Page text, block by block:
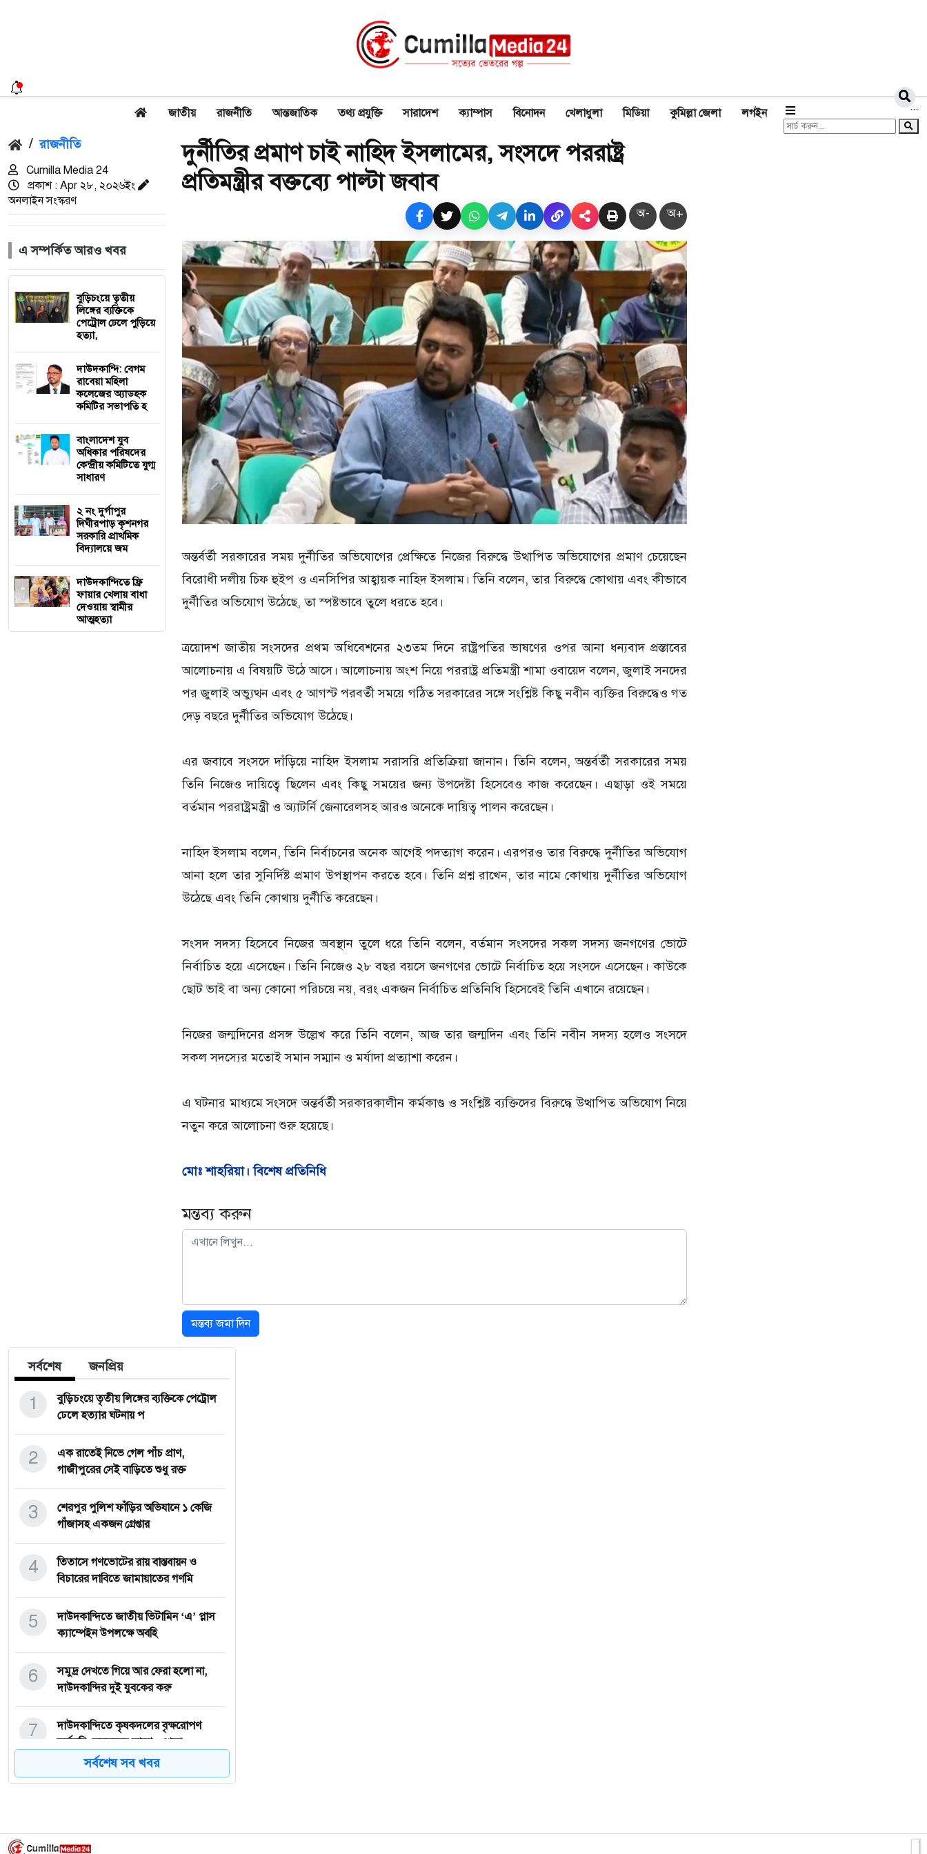
```
জাতীয় রাজনীতি আন্তজাতিক তথ্য প্রযুক্তি সারাদেশ ক্যাম্পাস বিনোদন খেলাধুলা মিডিয়া কুমিল্লা জেলা লগইন
/ রাজনীতি
Cumilla Media 24
প্রকাশ : Apr ২৮, ২০২৬ইং
অনলাইন সংস্করণ
এ সম্পর্কিত আরও খবর
বুড়িচংয়ে তৃতীয়
লিঙ্গের ব্যক্তিকে
পেট্রোল ঢেলে পুড়িয়ে
হত্যা,
দাউদকান্দি: বেগম
রাবেয়া মহিলা
কলেজের অ্যাডহক
কমিটির সভাপতি হ
বাংলাদেশ যুব
অধিকার পরিষদের
কেন্দ্রীয় কমিটিতে যুগ্ম
সাধারণ
২ নং দুর্গাপুর
দিঘীরপাড় কৃশনগর
সরকারি প্রাথমিক
বিদ্যালয়ে জম
দাউদকান্দিতে ফ্রি
ফায়ার খেলায় বাধা
দেওয়ায় স্বামীর
আত্মহত্যা
দুর্নীতির প্রমাণ চাই নাহিদ ইসলামের, সংসদে পররাষ্ট্র
প্রতিমন্ত্রীর বক্তব্যে পাল্টা জবাব
অ- অ+
অন্তর্বর্তী সরকারের সময় দুর্নীতির অভিযোগের প্রেক্ষিতে নিজের বিরুদ্ধে উত্থাপিত অভিযোগের প্রমাণ চেয়েছেন
বিরোধী দলীয় চিফ হুইপ ও এনসিপির আহ্বায়ক নাহিদ ইসলাম। তিনি বলেন, তার বিরুদ্ধে কোথায় এবং কীভাবে
দুর্নীতির অভিযোগ উঠেছে, তা স্পষ্টভাবে তুলে ধরতে হবে।
ত্রয়োদশ জাতীয় সংসদের প্রথম অধিবেশনের ২৩তম দিনে রাষ্ট্রপতির ভাষণের ওপর আনা ধন্যবাদ প্রস্তাবের
আলোচনায় এ বিষয়টি উঠে আসে। আলোচনায় অংশ নিয়ে পররাষ্ট্র প্রতিমন্ত্রী শামা ওবায়েদ বলেন, জুলাই সনদের
পর জুলাই অভ্যুত্থন এবং ৫ আগস্ট পরবর্তী সময়ে গঠিত সরকারের সঙ্গে সংশ্লিষ্ট কিছু নবীন ব্যক্তির বিরুদ্ধেও গত
দেড় বছরে দুর্নীতির অভিযোগ উঠেছে।
এর জবাবে সংসদে দাঁড়িয়ে নাহিদ ইসলাম সরাসরি প্রতিক্রিয়া জানান। তিনি বলেন, অন্তর্বর্তী সরকারের সময়
তিনি নিজেও দায়িত্বে ছিলেন এবং কিছু সময়ের জন্য উপদেষ্টা হিসেবেও কাজ করেছেন। এছাড়া ওই সময়ে
বর্তমান পররাষ্ট্রমন্ত্রী ও অ্যাটর্নি জেনারেলসহ আরও অনেকে দায়িত্ব পালন করেছেন।
নাহিদ ইসলাম বলেন, তিনি নির্বাচনের অনেক আগেই পদত্যাগ করেন। এরপরও তার বিরুদ্ধে দুর্নীতির অভিযোগ
আনা হলে তার সুনির্দিষ্ট প্রমাণ উপস্থাপন করতে হবে। তিনি প্রশ্ন রাখেন, তার নামে কোথায় দুর্নীতির অভিযোগ
উঠেছে এবং তিনি কোথায় দুর্নীতি করেছেন।
সংসদ সদস্য হিসেবে নিজের অবস্থান তুলে ধরে তিনি বলেন, বর্তমান সংসদের সকল সদস্য জনগণের ভোটে
নির্বাচিত হয়ে এসেছেন। তিনি নিজেও ২৮ বছর বয়সে জনগণের ভোটে নির্বাচিত হয়ে সংসদে এসেছেন। কাউকে
ছোট ভাই বা অন্য কোনো পরিচয়ে নয়, বরং একজন নির্বাচিত প্রতিনিধি হিসেবেই তিনি এখানে রয়েছেন।
নিজের জন্মদিনের প্রসঙ্গ উল্লেখ করে তিনি বলেন, আজ তার জন্মদিন এবং তিনি নবীন সদস্য হলেও সংসদে
সকল সদস্যের মতোই সমান সম্মান ও মর্যাদা প্রত্যাশা করেন।
এ ঘটনার মাধ্যমে সংসদে অন্তর্বর্তী সরকারকালীন কর্মকাণ্ড ও সংশ্লিষ্ট ব্যক্তিদের বিরুদ্ধে উত্থাপিত অভিযোগ নিয়ে
নতুন করে আলোচনা শুরু হয়েছে।
মোঃ শাহরিয়া। বিশেষ প্রতিনিধি
মন্তব্য করুন
মন্তব্য জমা দিন
সর্বশেষ জনপ্রিয়
বুড়িচংয়ে তৃতীয় লিঙ্গের ব্যক্তিকে পেট্রোল
ঢেলে হত্যার ঘটনায় প
1
এক রাতেই নিভে গেল পাঁচ প্রাণ,
গাজীপুরের সেই বাড়িতে শুধু রক্ত
2
শেরপুর পুলিশ ফাঁড়ির অভিযানে ১ কেজি
গাঁজাসহ একজন গ্রেপ্তার
3
তিতাসে গণভোটের রায় বাস্তবায়ন ও
বিচারের দাবিতে জামায়াতের গণমি
4
দাউদকান্দিতে জাতীয় ভিটামিন ‘এ’ প্লাস
ক্যাম্পেইন উপলক্ষে অবহি
5
সমুদ্র দেখতে গিয়ে আর ফেরা হলো না,
দাউদকান্দির দুই যুবকের করু
6
দাউদকান্দিতে কৃষকদলের বৃক্ষরোপণ
কর্মসূচি, কৃষকদের মাঝে ৫ শতা
7
দাউদকান্দিতে পুলিশের পৃথক অভিযানে
8
ভোরের অভিযানে ব্রাহ্মণপাড়ায় গাঁজা
গাছসহ ১ যুবক আটক
9
সর্বশেষ সব খবর